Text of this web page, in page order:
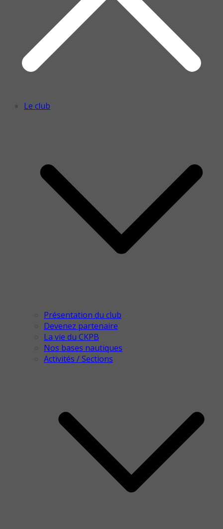
Le club
Présentation du club
Devenez partenaire
La vie du CKPB
Nos bases nautiques
Activités / Sections